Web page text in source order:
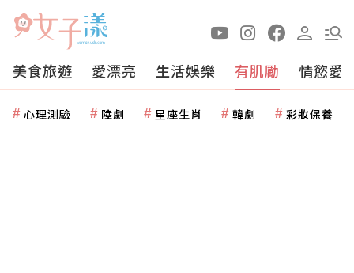
美食旅遊 愛漂亮 生活娛樂 有肌勵 情慾愛
心理測驗 陸劇 星座生肖 韓劇 彩妝保養